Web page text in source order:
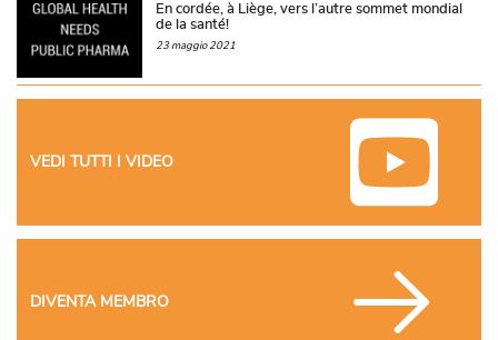
En cordée, à Liège, vers l’autre sommet mondial
de la santé!
23 maggio 2021
VEDI TUTTI I VIDEO
DIVENTA MEMBRO